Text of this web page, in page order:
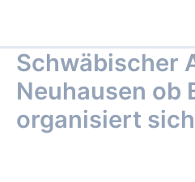
springen
Schwäbischer
Neuhausen ob
organisiert